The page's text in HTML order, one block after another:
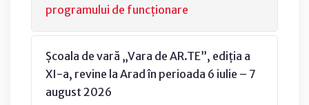
programului de funcționare
Școala de vară „Vara de AR.TE”, ediția a
XI-a, revine la Arad în perioada 6 iulie – 7
august 2026